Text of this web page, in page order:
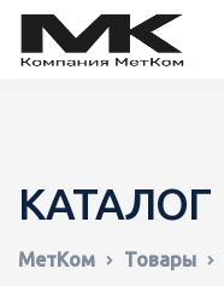
КАТАЛОГ
МетКом Товары